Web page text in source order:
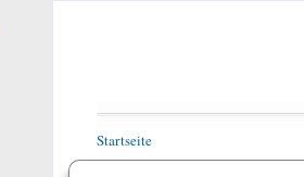
Startseite